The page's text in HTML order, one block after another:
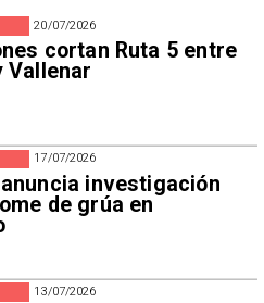
20/07/2026
cortan Ruta 5 entre
Vallenar
17/07/2026
investigación
de grúa en
13/07/2026